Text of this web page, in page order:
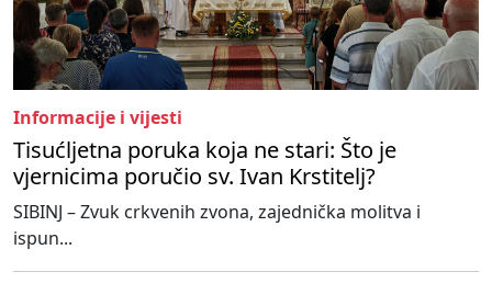
Informacije i vijesti
Tisućljetna poruka koja ne stari: Što je
vjernicima poručio sv. Ivan Krstitelj?
SIBINJ – Zvuk crkvenih zvona, zajednička molitva i
ispun...